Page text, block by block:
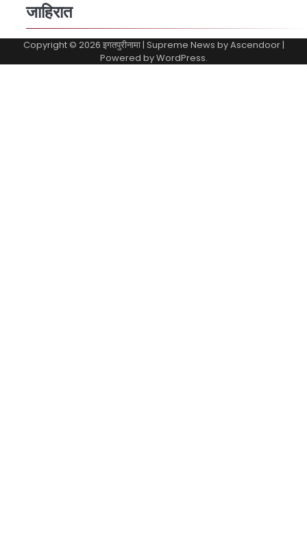
जाहिरात
Copyright © 2026 इगतपुरीनामा| Supreme News byAscendoor|
Powered byWordPress.